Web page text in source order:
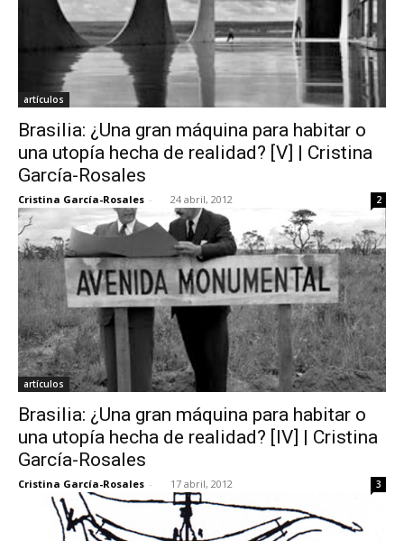
artículos
Brasilia: ¿Una gran máquina para habitar o
una utopía hecha de realidad? [V] | Cristina
García-Rosales
Cristina García-Rosales - 24 abril, 2012 2
artículos
Brasilia: ¿Una gran máquina para habitar o
una utopía hecha de realidad? [IV] | Cristina
García-Rosales
Cristina García-Rosales - 17 abril, 2012 3